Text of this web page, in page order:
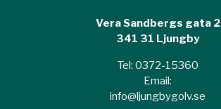
Vera Sandbergs gata 2
​341 31 Ljungby
Tel: 0372-15360
​Email:
info@ljungbygolv.se